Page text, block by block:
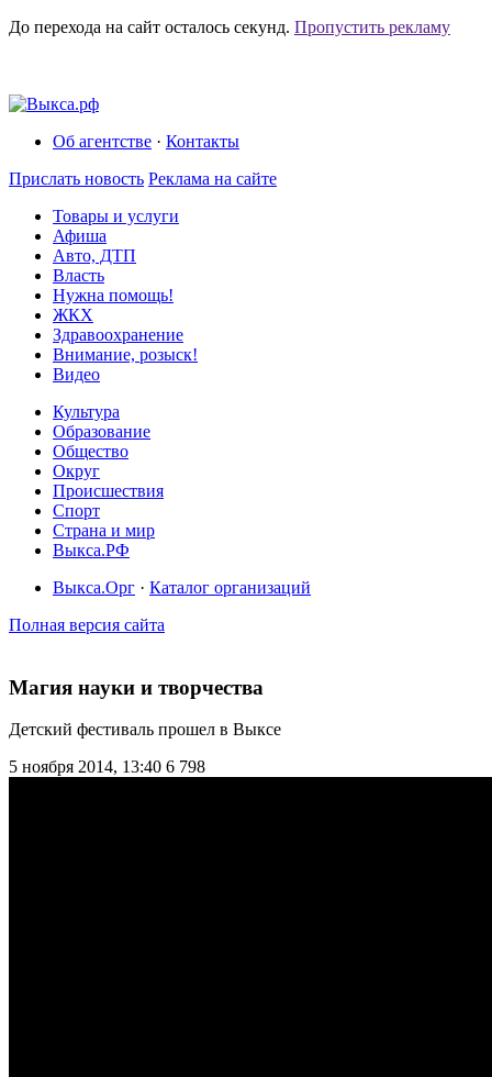
До перехода на сайт осталось секунд. Пропустить рекламу
Об агентстве · Контакты
Прислать новость Реклама на сайте
Товары и услуги
Афиша
Авто, ДТП
Власть
Нужна помощь!
ЖКХ
Здравоохранение
Внимание, розыск!
Видео
Культура
Образование
Общество
Округ
Происшествия
Спорт
Страна и мир
Выкса.РФ
Выкса.Орг · Каталог организаций
Полная версия сайта
Магия науки и творчества
Детский фестиваль прошел в Выксе
5 ноября 2014, 13:40 6 798